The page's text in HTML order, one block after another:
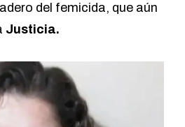
del femicida, que aún
Justicia.